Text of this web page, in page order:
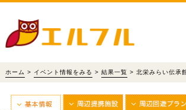
ホーム > イベント情報をみる > 結果一覧 > 北栄みらい伝承